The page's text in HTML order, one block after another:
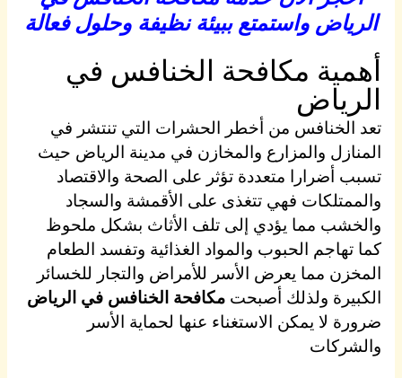
الرياض واستمتع ببيئة نظيفة وحلول فعالة
أهمية مكافحة الخنافس في
الرياض
تعد الخنافس من أخطر الحشرات التي تنتشر في
المنازل والمزارع والمخازن في مدينة الرياض حيث
تسبب أضرارا متعددة تؤثر على الصحة والاقتصاد
والممتلكات فهي تتغذى على الأقمشة والسجاد
والخشب مما يؤدي إلى تلف الأثاث بشكل ملحوظ
كما تهاجم الحبوب والمواد الغذائية وتفسد الطعام
المخزن مما يعرض الأسر للأمراض والتجار للخسائر
الكبيرة ولذلك أصبحت مكافحة الخنافس في الرياض
ضرورة لا يمكن الاستغناء عنها لحماية الأسر
والشركات